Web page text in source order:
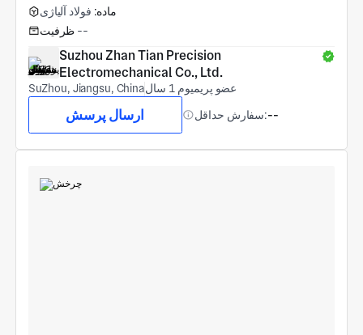
ماده: فولاد آلیاژی
ظرفیت --
Suzhou Zhan Tian Precision
Electromechanical Co., Ltd.
SuZhou, Jiangsu, China عضو پریمیوم 1 سال
ارسال پرسش سفارش حداقل:--